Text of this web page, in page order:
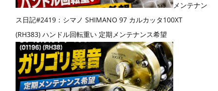
メンテナン
ス日記#2419：シマノ SHIMANO 97 カルカッタ100XT
(RH383) ハンドル回転重い 定期メンテナンス希望